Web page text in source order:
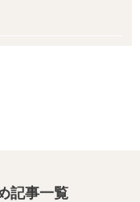
記事一覧